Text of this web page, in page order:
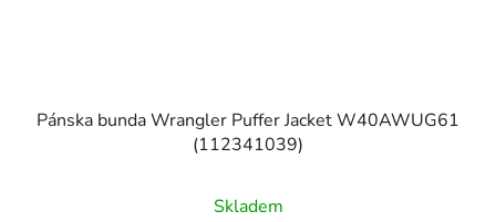
Pánska bunda Wrangler Puffer Jacket W40AWUG61
(112341039)
Skladem